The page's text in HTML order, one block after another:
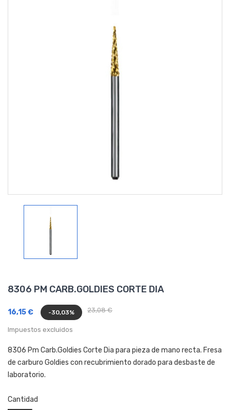
8306 PM CARB.GOLDIES CORTE DIA
23,08 €
16,15 € -30,03%
Impuestos excluidos
8306 Pm Carb.Goldies Corte Dia para pieza de mano recta. Fresa
de carburo Goldies con recubrimiento dorado para desbaste de
laboratorio.
Cantidad